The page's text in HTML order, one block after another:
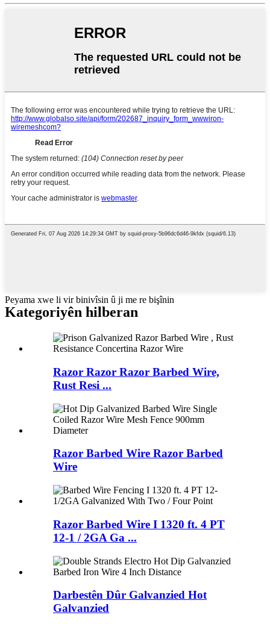
Peyama xwe li vir binivîsin û ji me re bişînin
Kategoriyên hilberan
Razor Razor Razor Barbed Wire,
Rust Resi ...
Razor Barbed Wire Razor Barbed
Wire
Razor Barbed Wire I 1320 ft. 4 PT
12-1 / 2GA Ga ...
Darbestên Dûr Galvanzied Hot
Galvanzied